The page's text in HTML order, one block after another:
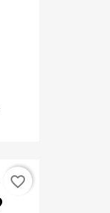
favorite_border